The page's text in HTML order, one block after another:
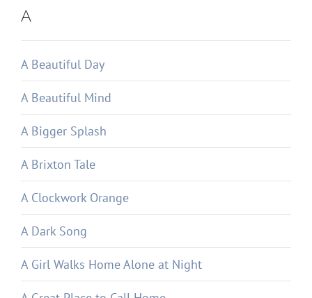
A
A Beautiful Day
A Beautiful Mind
A Bigger Splash
A Brixton Tale
A Clockwork Orange
A Dark Song
A Girl Walks Home Alone at Night